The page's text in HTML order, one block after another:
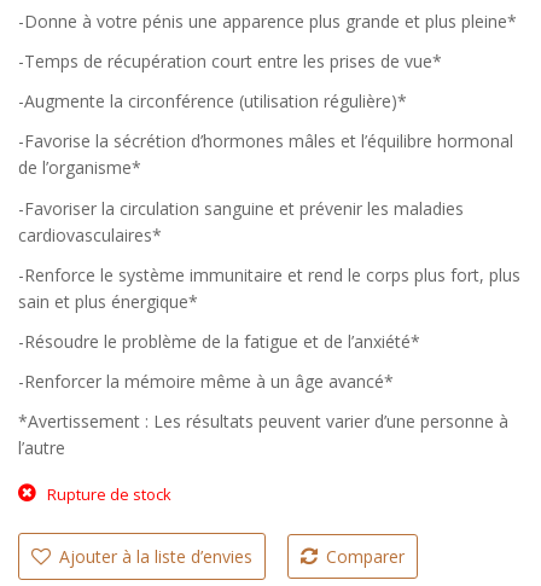
-Donne à votre pénis une apparence plus grande et plus pleine*
-Temps de récupération court entre les prises de vue*
-Augmente la circonférence (utilisation régulière)*
-Favorise la sécrétion d’hormones mâles et l’équilibre hormonal
de l’organisme*
-Favoriser la circulation sanguine et prévenir les maladies
cardiovasculaires*
-Renforce le système immunitaire et rend le corps plus fort, plus
sain et plus énergique*
-Résoudre le problème de la fatigue et de l’anxiété*
-Renforcer la mémoire même à un âge avancé*
*Avertissement : Les résultats peuvent varier d’une personne à
l’autre
Rupture de stock
Ajouter à la liste d’envies Comparer